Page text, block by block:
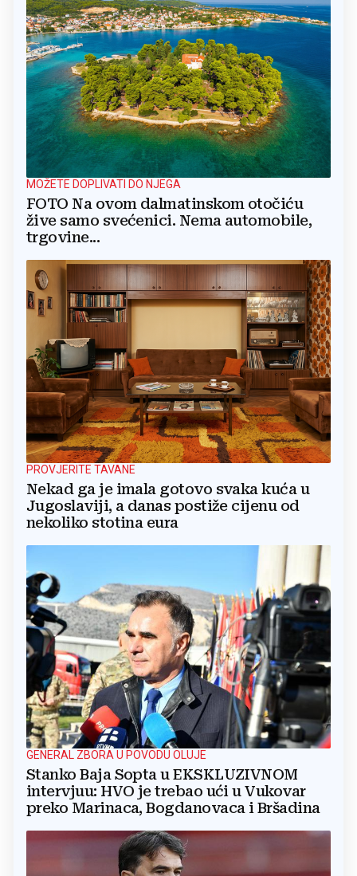
MOŽETE DOPLIVATI DO NJEGA
FOTO Na ovom dalmatinskom otočiću
žive samo svećenici. Nema automobile,
trgovine...
PROVJERITE TAVANE
Nekad ga je imala gotovo svaka kuća u
Jugoslaviji, a danas postiže cijenu od
nekoliko stotina eura
GENERAL ZBORA U POVODU OLUJE
Stanko Baja Sopta u EKSKLUZIVNOM
intervjuu: HVO je trebao ući u Vukovar
preko Marinaca, Bogdanovaca i Bršadina